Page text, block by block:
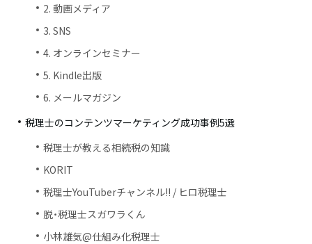
2. 動画メディア
3. SNS
4. オンラインセミナー
5. Kindle出版
6. メールマガジン
税理士のコンテンツマーケティング成功事例5選
税理士が教える相続税の知識
KORIT
税理士YouTuberチャンネル!! / ヒロ税理士
脱・税理士スガワラくん
小林雄気@仕組み化税理士